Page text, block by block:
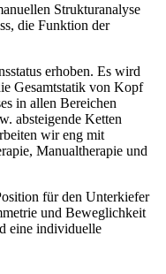
Strukturanalyse
die Funktion der
erhoben. Es wird
Gesamtstatik von Kopf
in allen Bereichen
absteigende Ketten
wir eng mit
Manualtherapie und
für den Unterkiefer
und Beweglichkeit
eine individuelle